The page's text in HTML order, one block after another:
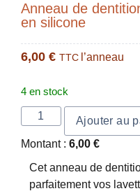
Anneau de
en silicone
6,00 € TTC l’anneau
4 en stock
Ajouter au
Montant : 6,00 €
Cet anneau de
parfaitement vos